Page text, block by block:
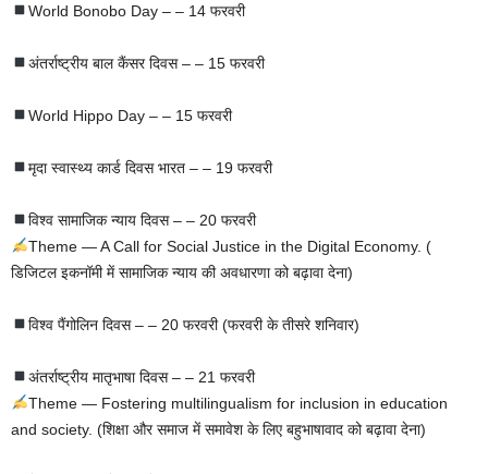
World Bonobo Day – – 14 फरवरी
अंतर्राष्ट्रीय बाल कैंसर दिवस – – 15 फरवरी
World Hippo Day – – 15 फरवरी
मृदा स्वास्थ्य कार्ड दिवस भारत – – 19 फरवरी
विश्व सामाजिक न्याय दिवस – – 20 फरवरी
Theme — A Call for Social Justice in the Digital Economy. (
डिजिटल इकनॉमी में सामाजिक न्याय की अवधारणा को बढ़ावा देना)
विश्व पैंगोलिन दिवस – – 20 फरवरी (फरवरी के तीसरे शनिवार)
अंतर्राष्ट्रीय मातृभाषा दिवस – – 21 फरवरी
Theme — Fostering multilingualism for inclusion in education
and society. (शिक्षा और समाज में समावेश के लिए बहुभाषावाद को बढ़ावा देना)